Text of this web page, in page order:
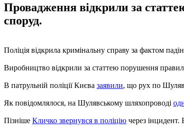
Провадження відкрили за
споруд.
Поліція відкрила кримінальну справу за фактом
Виробництво відкрили за статтею порушення правил,
В патрульній поліції Києва заявили, що рух по
Як повідомлялося, на Шулявському шляхопроводі
Пізніше Кличко звернувся в поліцію через інцидент.